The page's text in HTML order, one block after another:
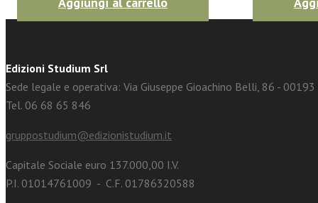
Edizioni Studium Srl
Sede legale e operativa: Via Giuseppe Gioachino Belli, 86 - 00193
Tel. 06 68 65 846
gruppostudium@edizionistudium.it
Capitale Sociale euro 137.000,00 I.V.
P.I. 01014761009 - C.F. 01786320588